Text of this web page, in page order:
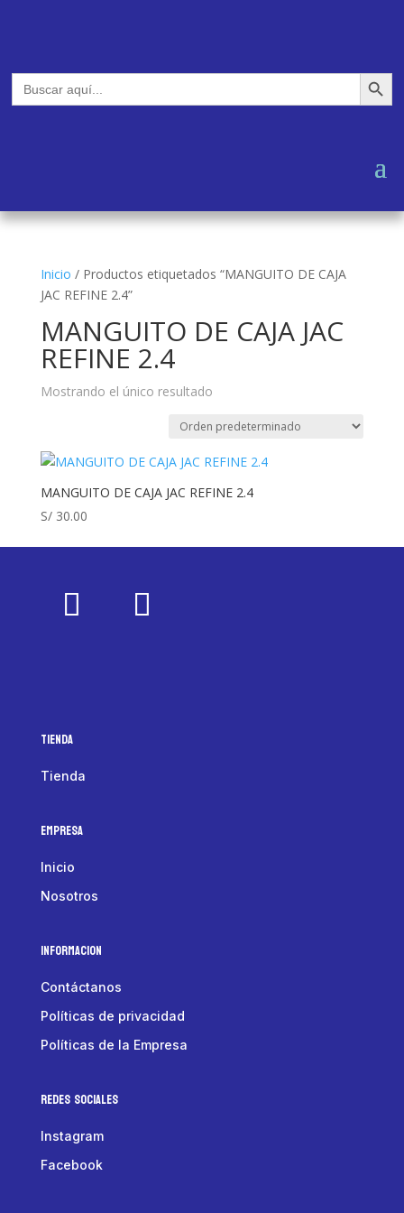
Buscar: Botón de
Inicio / Productos etiquetados “MANGUITO DE CAJA
JAC REFINE 2.4”
MANGUITO DE CAJA JAC
REFINE 2.4
Mostrando el único resultado
MANGUITO DE CAJA JAC REFINE 2.4
S/30.00
Tienda
Tienda
Empresa
Inicio
Nosotros
Informacion
Contáctanos
Políticas de privacidad
Políticas de la Empresa
Redes Sociales
Instagram
Facebook